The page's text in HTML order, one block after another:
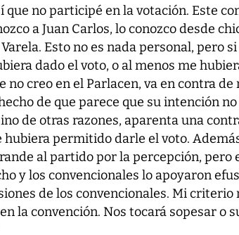
que no participé en la votación. Este
a Juan Carlos, lo conozco desde
Esto no es nada personal, pero
dado el voto, o al menos me
creo en el Parlacen, va en contra de
de que parece que su intención no
de otras razones, aparenta una
permitido darle el voto.
al partido por la percepción, pero
y los convencionales lo apoyaron
de los convencionales. Mi criterio
la convención. Nos tocará sopesar o